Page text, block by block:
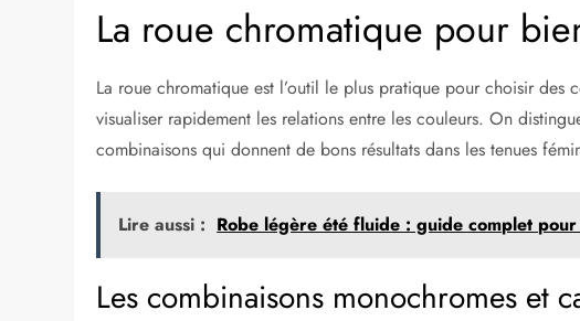
La roue chromatique pour
La roue chromatique est l’outil le plus pratique pour choisir
visualiser rapidement les relations entre les couleurs. On
combinaisons qui donnent de bons résultats dans les tenues
Lire aussi : Robe légère été fluide : guide complet
Les combinaisons monochromes et